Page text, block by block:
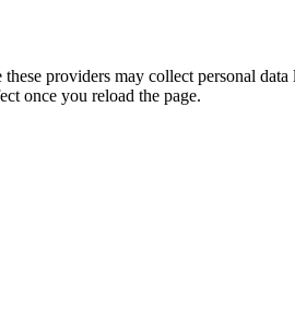
providers may collect personal
once you reload the page.